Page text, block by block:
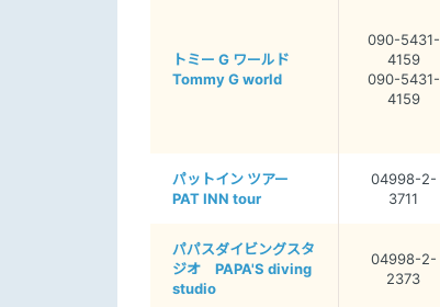
トミー G ワールド
Tommy G world
090-5431-
4159
090-5431-
4159
パットイン ツアー
PAT INN tour
04998-2-
3711
パパスダイビングスタ
ジオ PAPA'S diving
studio
04998-2-
2373